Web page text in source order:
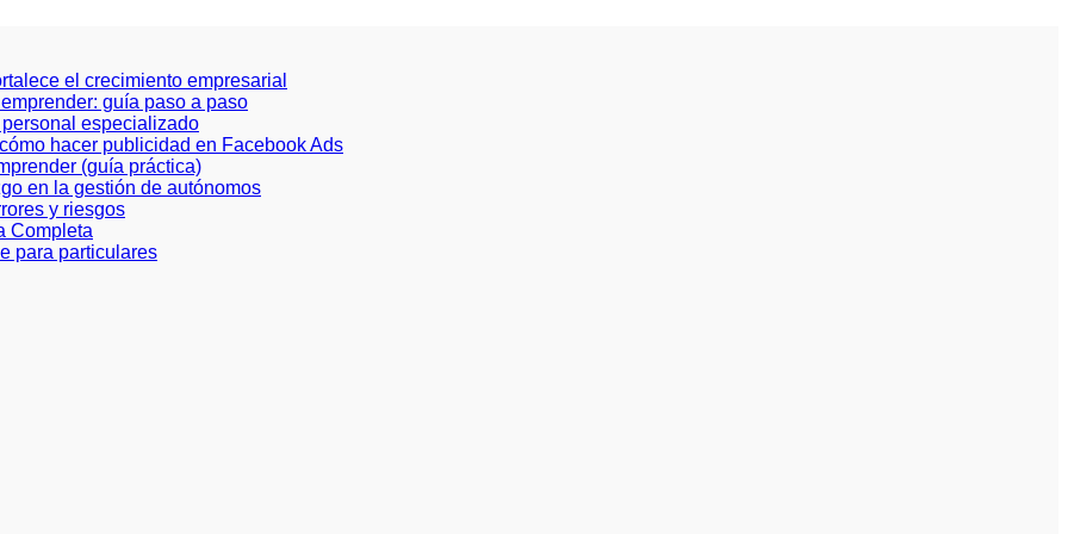
el crecimiento empresarial
guía paso a paso
especializado
hacer publicidad en Facebook Ads
(guía práctica)
en la gestión de autónomos
y riesgos
Completa
para particulares